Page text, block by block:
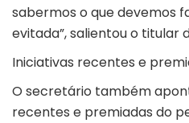
sabermos o que devemos
evitada”, salientou o titular
Iniciativas recentes e
O secretário também
recentes e premiadas do